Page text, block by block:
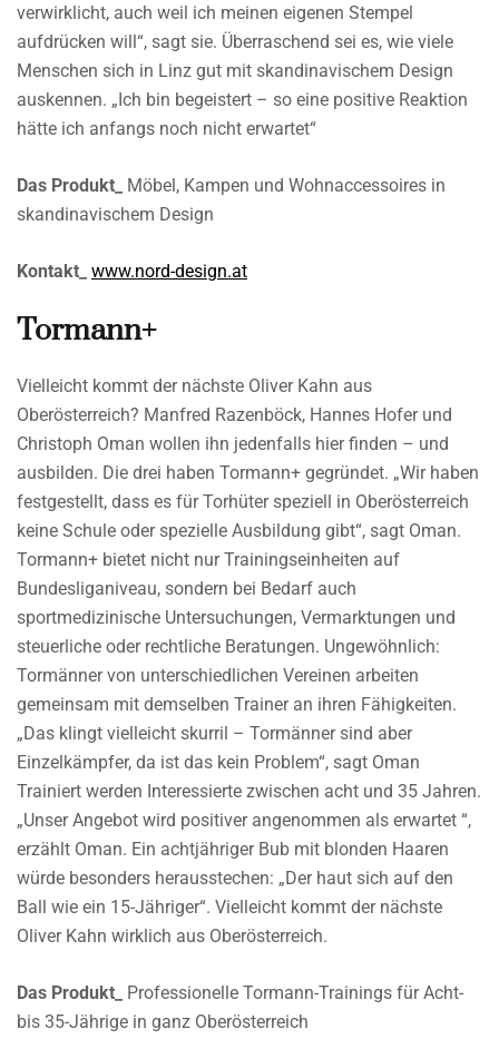
verwirklicht, auch weil ich meinen eigenen Stempel
aufdrücken will“, sagt sie. Überraschend sei es, wie viele
Menschen sich in Linz gut mit skandinavischem Design
auskennen. „Ich bin begeistert – so eine positive Reaktion
hätte ich anfangs noch nicht erwartet“
Das Produkt_ Möbel, Kampen und Wohnaccessoires in
skandinavischem Design
Kontakt_ www.nord-design.at
Tormann+
Vielleicht kommt der nächste Oliver Kahn aus
Oberösterreich? Manfred Razenböck, Hannes Hofer und
Christoph Oman wollen ihn jedenfalls hier finden – und
ausbilden. Die drei haben Tormann+ gegründet. „Wir haben
festgestellt, dass es für Torhüter speziell in Oberösterreich
keine Schule oder spezielle Ausbildung gibt“, sagt Oman.
Tormann+ bietet nicht nur Trainingseinheiten auf
Bundesliganiveau, sondern bei Bedarf auch
sportmedizinische Untersuchungen, Vermarktungen und
steuerliche oder rechtliche Beratungen. Ungewöhnlich:
Tormänner von unterschiedlichen Vereinen arbeiten
gemeinsam mit demselben Trainer an ihren Fähigkeiten.
„Das klingt vielleicht skurril – Tormänner sind aber
Einzelkämpfer, da ist das kein Problem“, sagt Oman
Trainiert werden Interessierte zwischen acht und 35 Jahren.
„Unser Angebot wird positiver angenommen als erwartet “,
erzählt Oman. Ein achtjähriger Bub mit blonden Haaren
würde besonders herausstechen: „Der haut sich auf den
Ball wie ein 15-Jähriger“. Vielleicht kommt der nächste
Oliver Kahn wirklich aus Oberösterreich.
Das Produkt_ Professionelle Tormann-Trainings für Acht-
bis 35-Jährige in ganz Oberösterreich